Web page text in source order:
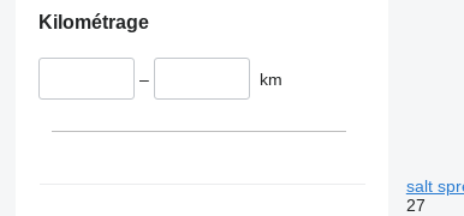
Kilométrage
– km
salt
27